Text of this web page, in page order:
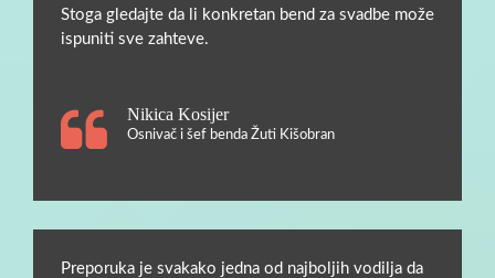
Stoga gledajte da li konkretan bend za svadbe može
ispuniti sve zahteve.
Nikica Kosijer
Osnivač i šef benda Žuti Kišobran
Preporuka je svakako jedna od najboljih vodilja da